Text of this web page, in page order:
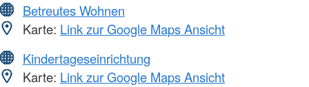
Betreutes Wohnen
Karte: Link zur Google Maps Ansicht
Kindertageseinrichtung
Karte: Link zur Google Maps Ansicht